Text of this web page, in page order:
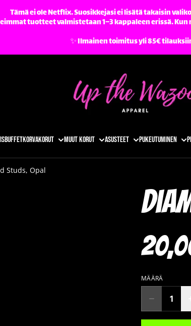
Tämä ei ole Netflix. Suosikkejasi ei lisätä takaisin
tuotteet valmistetaan 1–3 kappaleen erissä.
✨️ Ilmainen toimitus yli 85€
Korvakorut Muut korut Asusteet Pukeutuminen
Studs, Opal
MÄÄRÄ